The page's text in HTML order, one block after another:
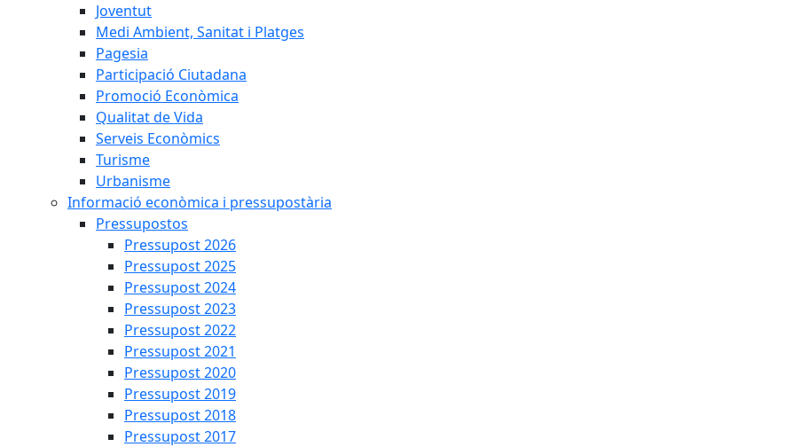
Joventut
Medi Ambient, Sanitat i Platges
Pagesia
Participació Ciutadana
Promoció Econòmica
Qualitat de Vida
Serveis Econòmics
Turisme
Urbanisme
Informació econòmica i pressupostària
Pressupostos
Pressupost 2026
Pressupost 2025
Pressupost 2024
Pressupost 2023
Pressupost 2022
Pressupost 2021
Pressupost 2020
Pressupost 2019
Pressupost 2018
Pressupost 2017